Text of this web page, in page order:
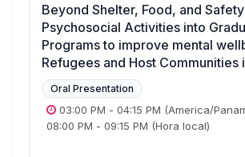
Beyond Shelter, Food, and
Psychosocial Activities into
Programs to improve mental
Refugees and Host Communities
Oral Presentation
03:00 PM - 04:15 PM (America/
08:00 PM - 09:15 PM (Hora local)